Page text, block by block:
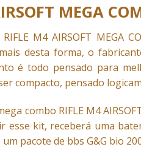
MEGA
M4 AIRSOFT MEGA
desta forma, o
é todo pensado para
compacto, pensado
combo RIFLE M4
esse kit, receberá uma
pacote de bbs G&G bio